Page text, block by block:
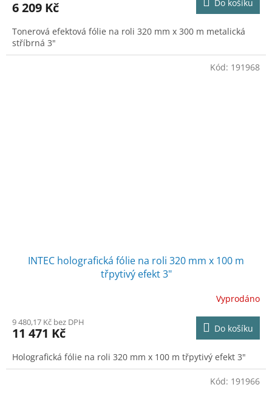
6 209 Kč Do košíku
Tonerová efektová fólie na roli 320 mm x 300 m metalická
stříbrná 3"
INTEC holografická fólie na roli 320 mm x 100 m
třpytivý efekt 3"
Vyprodáno
9 480,17 Kč bez DPH
11 471 Kč Do košíku
Holografická fólie na roli 320 mm x 100 m třpytivý efekt 3"
Kód: 191968
Kód: 191966